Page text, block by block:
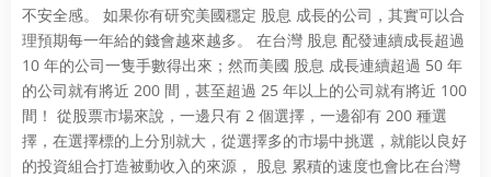
不安全感。 如果你有研究美國穩定 股息 成長的公司，其實可以合
理預期每一年給的錢會越來越多。 在台灣 股息 配發連續成長超過
10 年的公司一隻手數得出來；然而美國 股息 成長連續超過 50 年
的公司就有將近 200 間，甚至超過 25 年以上的公司就有將近 100
間！ 從股票市場來說，一邊只有 2 個選擇，一邊卻有 200 種選
擇，在選擇標的上分別就大，從選擇多的市場中挑選，就能以良好
的投資組合打造被動收入的來源， 股息 累積的速度也會比在台灣